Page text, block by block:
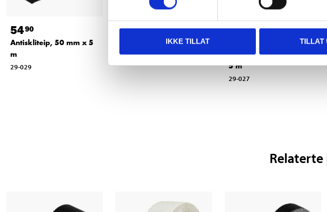
IKKE TILLAT TILLAT
5490
Antiskliteip, 50 mm x 5
m
29-029
3490
29-509
6990
gjennomsiktig, 50 mm x
5 m
29-027